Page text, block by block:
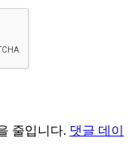
줄입니다. 댓글 데이